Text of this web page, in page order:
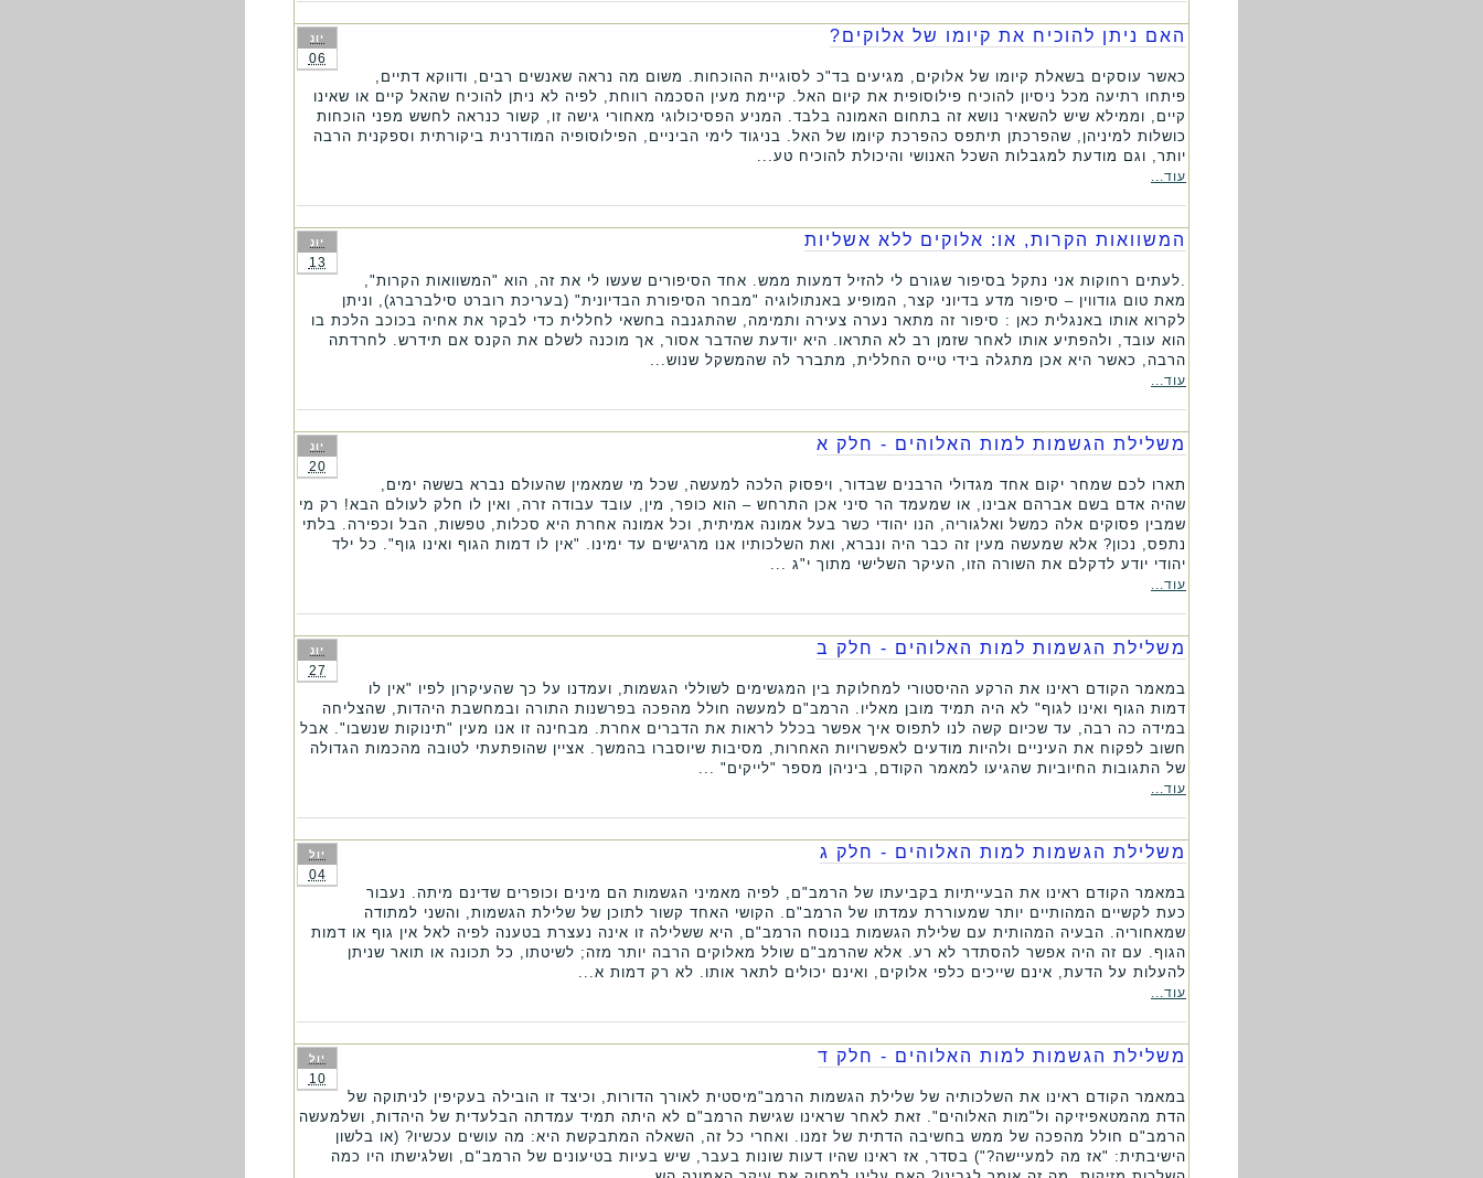
יונ
06
האם ניתן להוכיח את קיומו של אלוקים?
כאשר עוסקים בשאלת קיומו של אלוקים, מגיעים בד"כ לסוגיית ההוכחות. משום מה נראה שאנשים רבים, ודווקא דתיים,
פיתחו רתיעה מכל ניסיון להוכיח פילוסופית את קיום האל. קיימת מעין הסכמה רווחת, לפיה לא ניתן להוכיח שהאל קיים או שאינו
קיים, וממילא שיש להשאיר נושא זה בתחום האמונה בלבד. המניע הפסיכולוגי מאחורי גישה זו, קשור כנראה לחשש מפני הוכחות
כושלות למיניהן, שהפרכתן תיתפס כהפרכת קיומו של האל. בניגוד לימי הביניים, הפילוסופיה המודרנית ביקורתית וספקנית הרבה
יותר, וגם מודעת למגבלות השכל האנושי והיכולת להוכיח טע...
עוד...
יונ
13
המשוואות הקרות, או: אלוקים ללא אשליות
.לעתים רחוקות אני נתקל בסיפור שגורם לי להזיל דמעות ממש. אחד הסיפורים שעשו לי את זה, הוא "המשוואות הקרות",
מאת טום גודווין – סיפור מדע בדיוני קצר, המופיע באנתולוגיה "מבחר הסיפורת הבדיונית" (בעריכת רוברט סילברברג), וניתן
לקרוא אותו באנגלית כאן : סיפור זה מתאר נערה צעירה ותמימה, שהתגנבה בחשאי לחללית כדי לבקר את אחיה בכוכב הלכת בו
הוא עובד, ולהפתיע אותו לאחר שזמן רב לא התראו. היא יודעת שהדבר אסור, אך מוכנה לשלם את הקנס אם תידרש. לחרדתה
הרבה, כאשר היא אכן מתגלה בידי טייס החללית, מתברר לה שהמשקל שנוש...
עוד...
יונ
20
משלילת הגשמות למות האלוהים - חלק א
תארו לכם שמחר יקום אחד מגדולי הרבנים שבדור, ויפסוק הלכה למעשה, שכל מי שמאמין שהעולם נברא בששה ימים,
שהיה אדם בשם אברהם אבינו, או שמעמד הר סיני אכן התרחש – הוא כופר, מין, עובד עבודה זרה, ואין לו חלק לעולם הבא! רק מי
שמבין פסוקים אלה כמשל ואלגוריה, הנו יהודי כשר בעל אמונה אמיתית, וכל אמונה אחרת היא סכלות, טפשות, הבל וכפירה. בלתי
נתפס, נכון? אלא שמעשה מעין זה כבר היה ונברא, ואת השלכותיו אנו מרגישים עד ימינו. "אין לו דמות הגוף ואינו גוף". כל ילד
יהודי יודע לדקלם את השורה הזו, העיקר השלישי מתוך י"ג ...
עוד...
יונ
27
משלילת הגשמות למות האלוהים - חלק ב
במאמר הקודם ראינו את הרקע ההיסטורי למחלוקת בין המגשימים לשוללי הגשמות, ועמדנו על כך שהעיקרון לפיו "אין לו
דמות הגוף ואינו לגוף" לא היה תמיד מובן מאליו. הרמב"ם למעשה חולל מהפכה בפרשנות התורה ובמחשבת היהדות, שהצליחה
במידה כה רבה, עד שכיום קשה לנו לתפוס איך אפשר בכלל לראות את הדברים אחרת. מבחינה זו אנו מעין "תינוקות שנשבו". אבל
חשוב לפקוח את העיניים ולהיות מודעים לאפשרויות האחרות, מסיבות שיוסברו בהמשך. אציין שהופתעתי לטובה מהכמות הגדולה
של התגובות החיוביות שהגיעו למאמר הקודם, ביניהן מספר "לייקים" ...
עוד...
יול
04
משלילת הגשמות למות האלוהים - חלק ג
במאמר הקודם ראינו את הבעייתיות בקביעתו של הרמב"ם, לפיה מאמיני הגשמות הם מינים וכופרים שדינם מיתה. נעבור
כעת לקשיים המהותיים יותר שמעוררת עמדתו של הרמב"ם. הקושי האחד קשור לתוכן של שלילת הגשמות, והשני למתודה
שמאחוריה. הבעיה המהותית עם שלילת הגשמות בנוסח הרמב"ם, היא ששלילה זו אינה נעצרת בטענה לפיה לאל אין גוף או דמות
הגוף. עם זה היה אפשר להסתדר לא רע. אלא שהרמב"ם שולל מאלוקים הרבה יותר מזה; לשיטתו, כל תכונה או תואר שניתן
להעלות על הדעת, אינם שייכים כלפי אלוקים, ואינם יכולים לתאר אותו. לא רק דמות א...
עוד...
יול
10
משלילת הגשמות למות האלוהים - חלק ד
במאמר הקודם ראינו את השלכותיה של שלילת הגשמות הרמב"מיסטית לאורך הדורות, וכיצד זו הובילה בעקיפין לניתוקה של
הדת מהמטאפיזיקה ול"מות האלוהים". זאת לאחר שראינו שגישת הרמב"ם לא היתה תמיד עמדתה הבלעדית של היהדות, ושלמעשה
הרמב"ם חולל מהפכה של ממש בחשיבה הדתית של זמנו. ואחרי כל זה, השאלה המתבקשת היא: מה עושים עכשיו? (או בלשון
הישיבתית: "אז מה למעיישה?") בסדר, אז ראינו שהיו דעות שונות בעבר, שיש בעיות בטיעונים של הרמב"ם, ושלגישתו היו כמה